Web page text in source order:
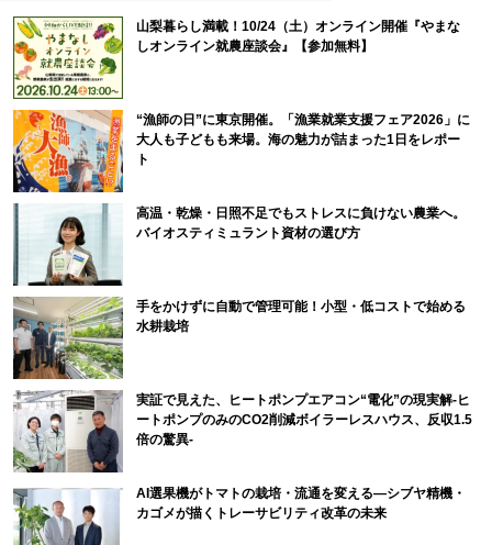
山梨暮らし満載！10/24（土）オンライン開催『やまな
しオンライン就農座談会』【参加無料】
“漁師の日”に東京開催。「漁業就業支援フェア2026」に
大人も子どもも来場。海の魅力が詰まった1日をレポー
ト
高温・乾燥・日照不足でもストレスに負けない農業へ。
バイオスティミュラント資材の選び方
手をかけずに自動で管理可能！小型・低コストで始める
水耕栽培
実証で見えた、ヒートポンプエアコン“電化”の現実解-ヒ
ートポンプのみのCO2削減ボイラーレスハウス、反収1.5
倍の驚異-
AI選果機がトマトの栽培・流通を変える―シブヤ精機・
カゴメが描くトレーサビリティ改革の未来